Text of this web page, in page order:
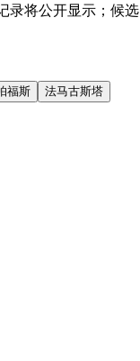
录将公开显示；候选
福斯
法马古斯塔